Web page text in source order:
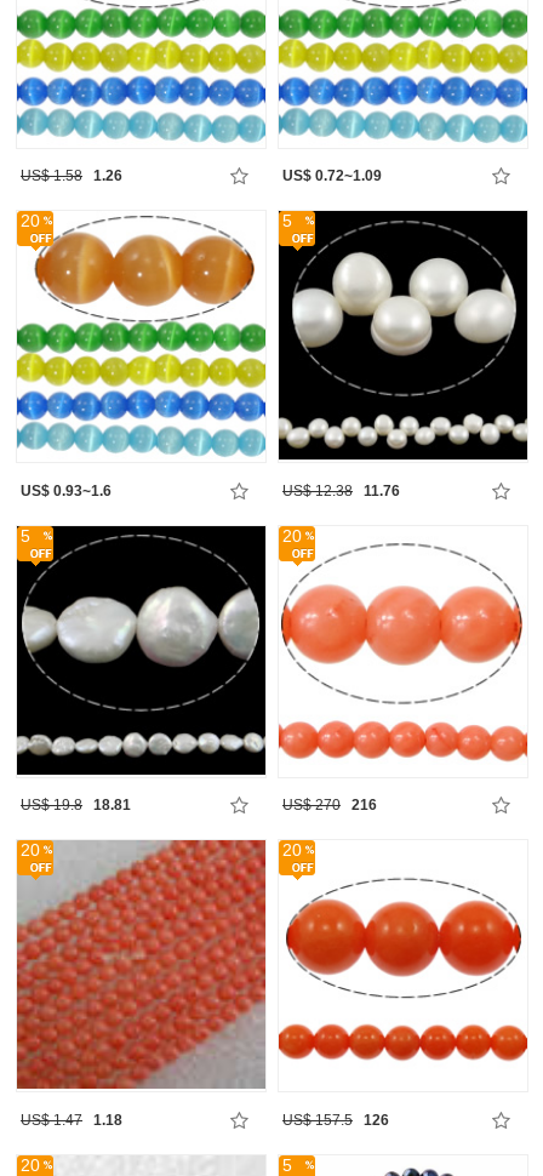
US$ 1.58 1.26 US$ 0.72~1.09
20
US$ 0.93~1.6
5
US$ 12.38 11.76
5
US$ 19.8 18.81
20
US$ 270 216
20
US$ 1.47 1.18
20
US$ 157.5 126
20 5